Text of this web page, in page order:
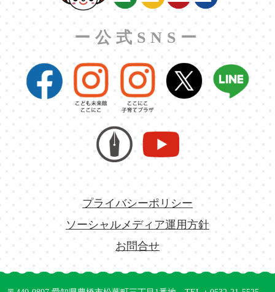
ー公式SNSー
プライバシーポリシー
ソーシャルメディア運用方針
お問合せ